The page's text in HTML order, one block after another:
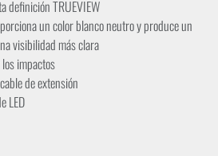
definición TRUEVIEW
un color blanco neutro y produce un
visibilidad más clara
impactos
de extensión
LED